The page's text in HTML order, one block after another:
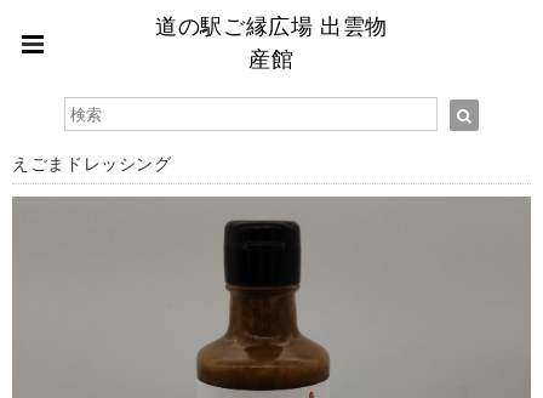
道の駅ご縁広場 出雲物
産館
えごまドレッシング